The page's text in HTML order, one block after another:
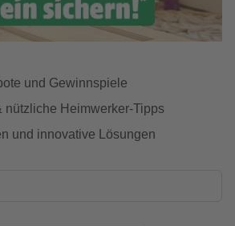
und Gewinnspiele
nützliche Heimwerker-Tipps
und innovative Lösungen